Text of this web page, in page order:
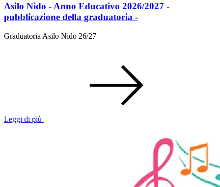
Asilo Nido - Anno Educativo 2026/2027 -
pubblicazione della graduatoria -
Graduatoria Asilo Nido 26/27
Leggi di più